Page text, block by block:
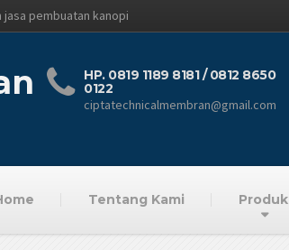
pembuatan kanopi
HP. 0819 1189 8181 / 0812 8650
0122
ciptatechnicalmembran@gmail.com
Tentang Kami Produk